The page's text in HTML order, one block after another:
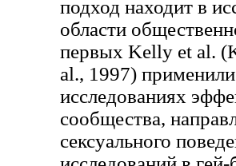
подход находит в
области
первых Kelly et al.
al., 1997)
исследованиях
сообщества,
сексуального